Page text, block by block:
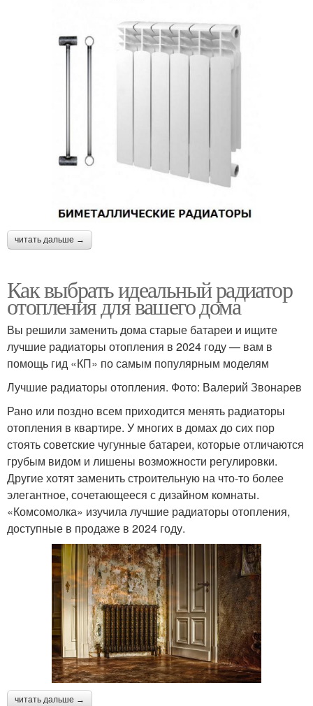
читать дальше →
Как выбрать идеальный радиатор
отопления для вашего дома
Вы решили заменить дома старые батареи и ищите
лучшие радиаторы отопления в 2024 году — вам в
помощь гид «КП» по самым популярным моделям
Лучшие радиаторы отопления. Фото: Валерий Звонарев
Рано или поздно всем приходится менять радиаторы
отопления в квартире. У многих в домах до сих пор
стоять советские чугунные батареи, которые отличаются
грубым видом и лишены возможности регулировки.
Другие хотят заменить строительную на что-то более
элегантное, сочетающееся с дизайном комнаты.
«Комсомолка» изучила лучшие радиаторы отопления,
доступные в продаже в 2024 году.
читать дальше →